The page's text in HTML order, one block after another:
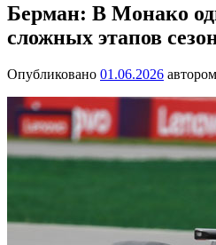
Берман: В Монако
сложных этапов
Опубликовано 01.06.2026 автором